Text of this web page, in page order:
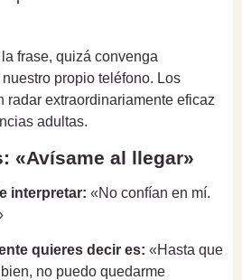
frase, quizá convenga
propio teléfono. Los
radar extraordinariamente eficaz
adultas.
«Avísame al llegar»
interpretar: «No confían en mí.
quieres decir es: «Hasta que
no puedo quedarme